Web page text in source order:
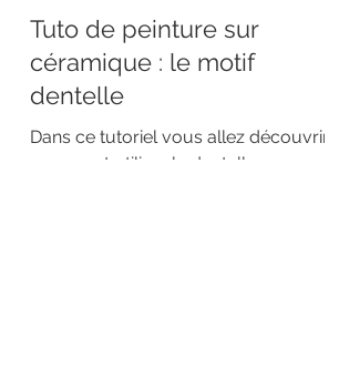
Tuto de peinture sur
céramique : le motif
dentelle
Dans ce tutoriel vous allez découvrir
comment utiliser la dentelle pour en